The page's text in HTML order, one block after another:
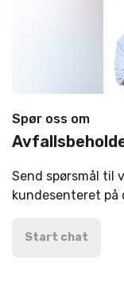
Spør oss om
Send spørsmål til
kundesenteret på
Start chat